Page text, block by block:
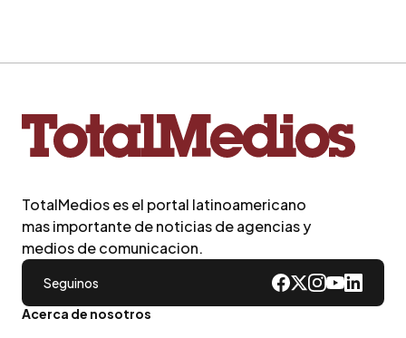
TotalMedios es el portal latinoamericano
mas importante de noticias de agencias y
medios de comunicacion.
Seguinos
Acerca de nosotros